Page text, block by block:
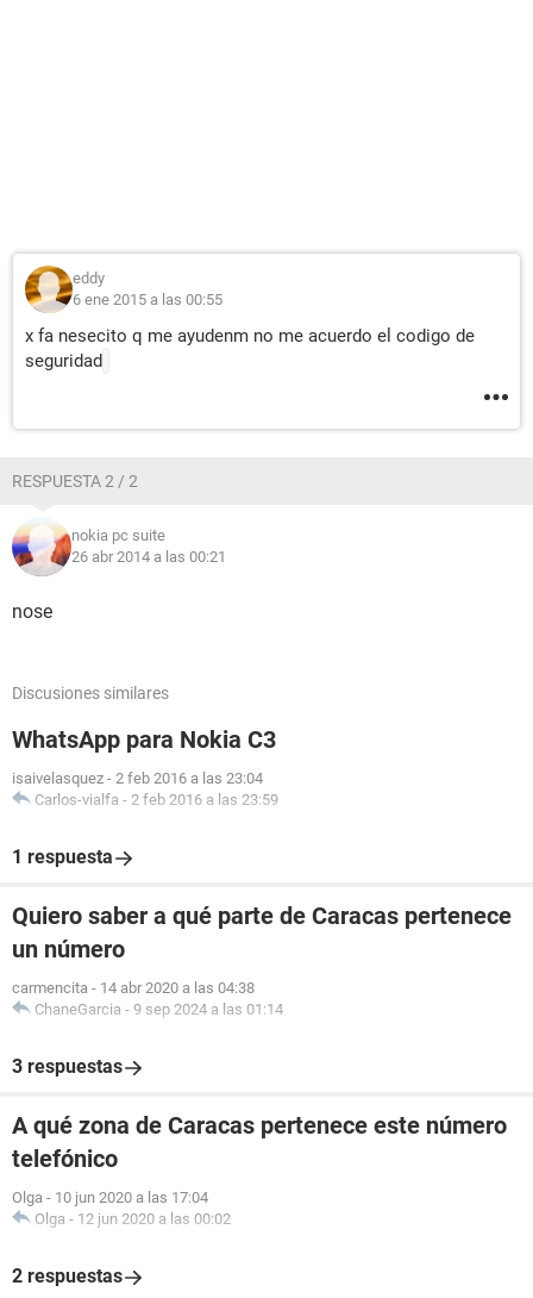
eddy
6 ene 2015 a las 00:55
x fa nesecito q me ayudenm no me acuerdo el codigo de
seguridad
RESPUESTA 2 / 2
nokia pc suite
26 abr 2014 a las 00:21
nose
Discusiones similares
WhatsApp para Nokia C3
isaivelasquez - 2 feb 2016 a las 23:04
Carlos-vialfa - 2 feb 2016 a las 23:59
1 respuesta
Quiero saber a qué parte de Caracas pertenece
un número
carmencita - 14 abr 2020 a las 04:38
ChaneGarcia - 9 sep 2024 a las 01:14
3 respuestas
A qué zona de Caracas pertenece este número
telefónico
Olga - 10 jun 2020 a las 17:04
Olga - 12 jun 2020 a las 00:02
2 respuestas